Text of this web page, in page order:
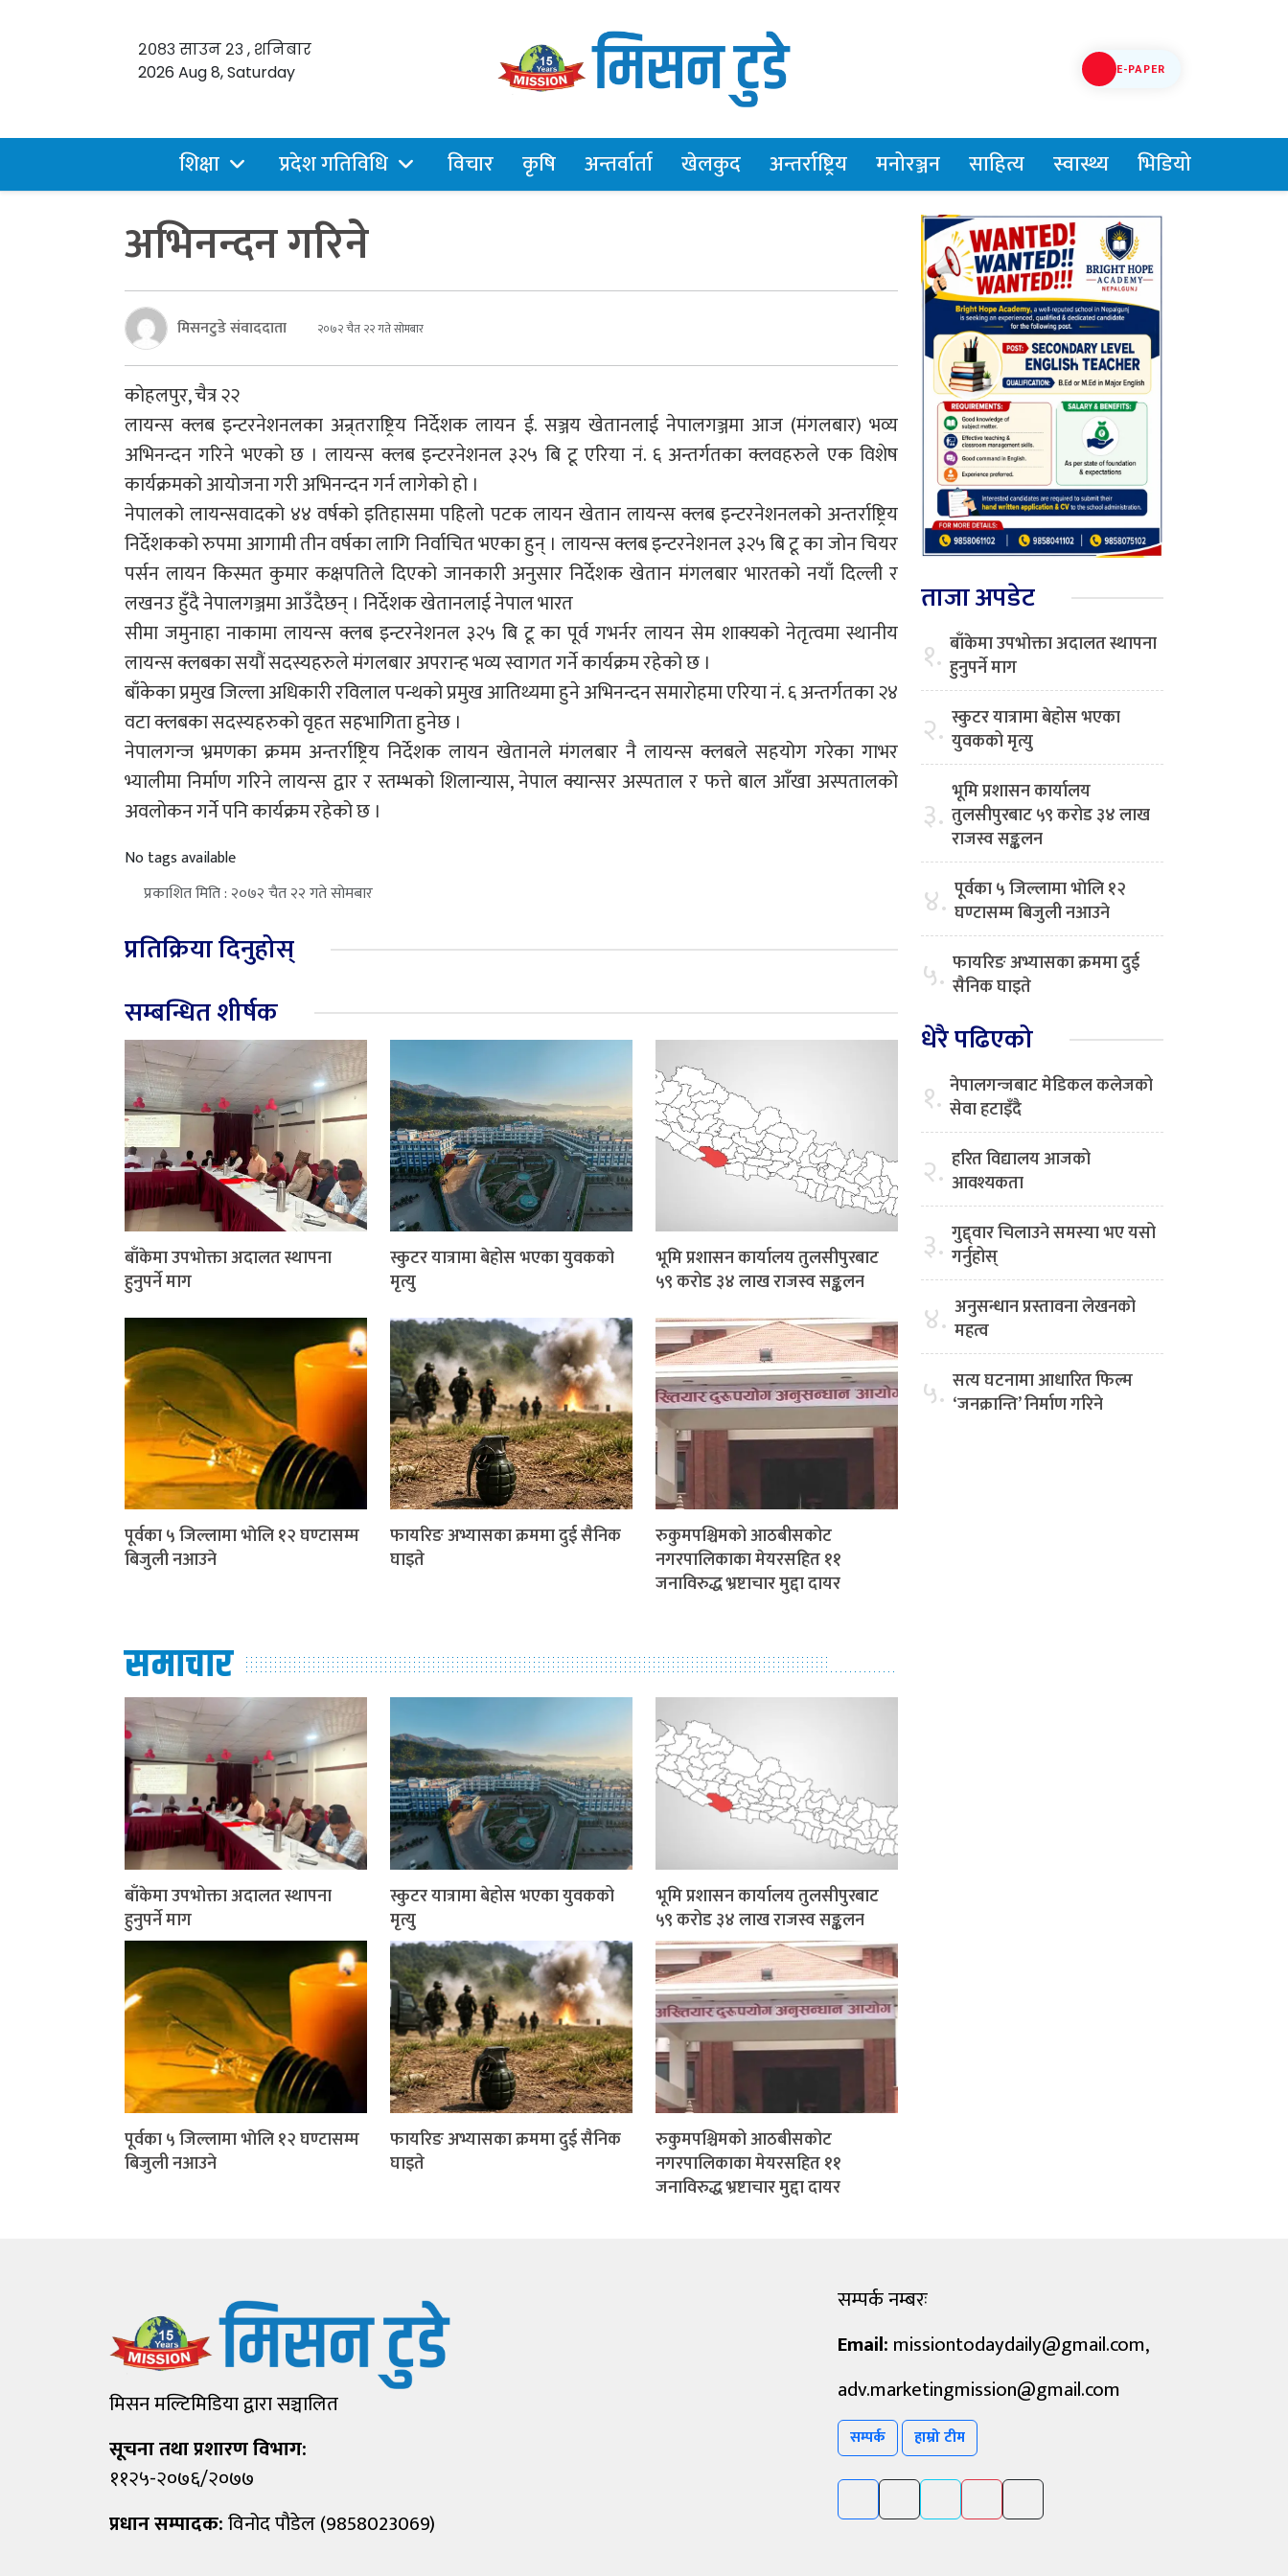
२०८३ साउन २३ , शनिबार
2026 Aug 8, Saturday
E-PAPER
शिक्षा प्रदेश गतिविधि विचार कृषि अन्तर्वार्ता खेलकुद अन्तर्राष्ट्रिय मनोरञ्जन साहित्य स्वास्थ्य भिडियो
अभिनन्दन गरिने
मिसनटुडे संवाददाता २०७२ चैत २२ गते सोमबार
कोहलपुर, चैत्र २२
लायन्स क्लब इन्टरनेशनलका अन्र्तराष्ट्रिय निर्देशक लायन ई. सञ्जय खेतानलाई नेपालगञ्जमा आज (मंगलबार) भव्य
अभिनन्दन गरिने भएको छ । लायन्स क्लब इन्टरनेशनल ३२५ बि टू एरिया नं. ६ अन्तर्गतका क्लवहरुले एक विशेष
कार्यक्रमको आयोजना गरी अभिनन्दन गर्न लागेको हो ।
नेपालको लायन्सवादको ४४ वर्षको इतिहासमा पहिलो पटक लायन खेतान लायन्स क्लब इन्टरनेशनलको अन्तर्राष्ट्रिय
निर्देशकको रुपमा आगामी तीन वर्षका लागि निर्वाचित भएका हुन् । लायन्स क्लब इन्टरनेशनल ३२५ बि टू का जोन चियर
पर्सन लायन किस्मत कुमार कक्षपतिले दिएको जानकारी अनुसार निर्देशक खेतान मंगलबार भारतको नयाँ दिल्ली र
लखनउ हुँदै नेपालगञ्जमा आउँदैछन् । निर्देशक खेतानलाई नेपाल भारत
सीमा जमुनाहा नाकामा लायन्स क्लब इन्टरनेशनल ३२५ बि टू का पूर्व गभर्नर लायन सेम शाक्यको नेतृत्वमा स्थानीय
लायन्स क्लबका सयौं सदस्यहरुले मंगलबार अपरान्ह भव्य स्वागत गर्ने कार्यक्रम रहेको छ ।
बाँकेका प्रमुख जिल्ला अधिकारी रविलाल पन्थको प्रमुख आतिथ्यमा हुने अभिनन्दन समारोहमा एरिया नं. ६ अन्तर्गतका २४
वटा क्लबका सदस्यहरुको वृहत सहभागिता हुनेछ ।
नेपालगन्ज भ्रमणका क्रमम अन्तर्राष्ट्रिय निर्देशक लायन खेतानले मंगलबार नै लायन्स क्लबले सहयोग गरेका गाभर
भ्यालीमा निर्माण गरिने लायन्स द्वार र स्तम्भको शिलान्यास, नेपाल क्यान्सर अस्पताल र फत्ते बाल आँखा अस्पतालको
अवलोकन गर्ने पनि कार्यक्रम रहेको छ ।
No tags available
प्रकाशित मिति : २०७२ चैत २२ गते सोमबार
प्रतिक्रिया दिनुहोस्
सम्बन्धित शीर्षक
बाँकेमा उपभोक्ता अदालत स्थापना
हुनुपर्ने माग
स्कुटर यात्रामा बेहोस भएका युवकको
मृत्यु
भूमि प्रशासन कार्यालय तुलसीपुरबाट
५९ करोड ३४ लाख राजस्व सङ्कलन
पूर्वका ५ जिल्लामा भाेलि १२ घण्टासम्म
बिजुली नआउने
फायरिङ अभ्यासका क्रममा दुई सैनिक
घाइते
रुकुमपश्चिमको आठबीसकोट
नगरपालिकाका मेयरसहित ११
जनाविरुद्ध भ्रष्टाचार मुद्दा दायर
समाचार
बाँकेमा उपभोक्ता अदालत स्थापना
हुनुपर्ने माग
स्कुटर यात्रामा बेहोस भएका युवकको
मृत्यु
भूमि प्रशासन कार्यालय तुलसीपुरबाट
५९ करोड ३४ लाख राजस्व सङ्कलन
पूर्वका ५ जिल्लामा भाेलि १२ घण्टासम्म
बिजुली नआउने
फायरिङ अभ्यासका क्रममा दुई सैनिक
घाइते
रुकुमपश्चिमको आठबीसकोट
नगरपालिकाका मेयरसहित ११
जनाविरुद्ध भ्रष्टाचार मुद्दा दायर
ताजा अपडेट
१. बाँकेमा उपभोक्ता अदालत स्थापना
हुनुपर्ने माग
२. स्कुटर यात्रामा बेहोस भएका
युवकको मृत्यु
३. भूमि प्रशासन कार्यालय
तुलसीपुरबाट ५९ करोड ३४ लाख
राजस्व सङ्कलन
४. पूर्वका ५ जिल्लामा भाेलि १२
घण्टासम्म बिजुली नआउने
५. फायरिङ अभ्यासका क्रममा दुई
सैनिक घाइते
धेरै पढिएको
१. नेपालगन्जबाट मेडिकल कलेजको
सेवा हटाइँदै
२. हरित विद्यालय आजको
आवश्यकता
३. गुद्द्वार चिलाउने समस्या भए यसो
गर्नुहोस्
४. अनुसन्धान प्रस्तावना लेखनको
महत्व
५. सत्य घटनामा आधारित फिल्म
‘जनक्रान्ति’ निर्माण गरिने
मिसन मल्टिमिडिया द्वारा सञ्चालित
सूचना तथा प्रशारण विभाग:
११२५-२०७६/२०७७
प्रधान सम्पादक:विनोद पौडेल (9858023069)
सम्पर्क नम्बरः
Email: missiontodaydaily@gmail.com,
adv.marketingmission@gmail.com
सम्पर्क हाम्रो टीम